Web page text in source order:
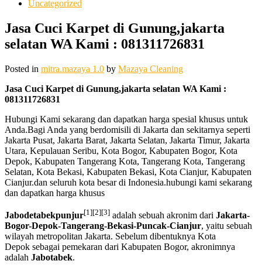
Uncategorized
Jasa Cuci Karpet di Gunung,jakarta
selatan WA Kami : 081311726831
Posted in mitra.mazaya 1.0 by Mazaya Cleaning
Jasa Cuci Karpet di Gunung,jakarta selatan WA Kami :
081311726831
Hubungi Kami sekarang dan dapatkan harga spesial khusus untuk
Anda.Bagi Anda yang berdomisili di Jakarta dan sekitarnya seperti
Jakarta Pusat, Jakarta Barat, Jakarta Selatan, Jakarta Timur, Jakarta
Utara, Kepulauan Seribu, Kota Bogor, Kabupaten Bogor, Kota
Depok, Kabupaten Tangerang Kota, Tangerang Kota, Tangerang
Selatan, Kota Bekasi, Kabupaten Bekasi, Kota Cianjur, Kabupaten
Cianjur.dan seluruh kota besar di Indonesia.hubungi kami sekarang
dan dapatkan harga khusus
Jabodetabekpunjur[1][2][3] adalah sebuah akronim dari Jakarta-
Bogor-Depok-Tangerang-Bekasi-Puncak-Cianjur, yaitu sebuah
wilayah metropolitan Jakarta. Sebelum dibentuknya Kota
Depok sebagai pemekaran dari Kabupaten Bogor, akronimnya
adalah Jabotabek.